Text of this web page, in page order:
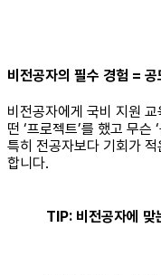
비전공자의 필수 경험 = 공
비전공자에게 국비 지원
떤 ‘프로젝트’를 했고 무슨
특히 전공자보다 기회가
합니다.
TIP: 비전공자에 맞